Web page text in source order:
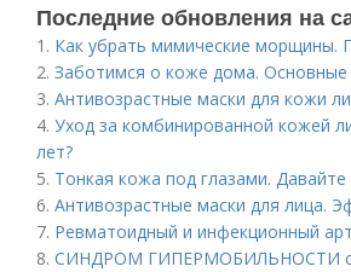
Последние обновления на
1. Как убрать мимические морщины.
2. Заботимся о коже дома. Основные
3. Антивозрастные маски для кожи
4. Уход за комбинированной кожей
лет?
5. Тонкая кожа под глазами.
6. Антивозрастные маски для лица.
7. Ревматоидный и инфекционный
8. СИНДРОМ ГИПЕРМОБИЛЬНОСТИ